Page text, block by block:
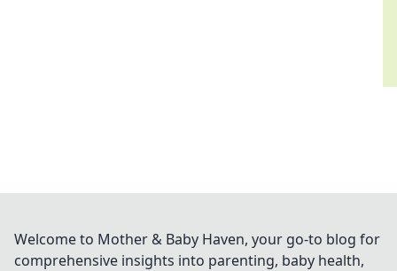
Welcome to Mother & Baby Haven, your go-to blog for
comprehensive insights into parenting, baby health,